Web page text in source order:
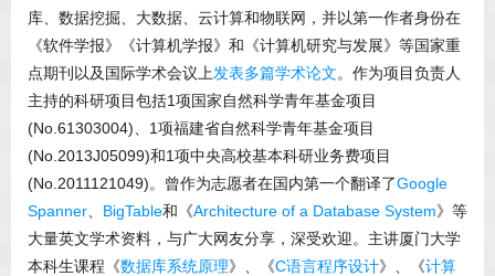
库、数据挖掘、大数据、云计算和物联网，并以第一作者身份在
《软件学报》《计算机学报》和《计算机研究与发展》等国家重
点期刊以及国际学术会议上发表多篇学术论文。作为项目负责人
主持的科研项目包括1项国家自然科学青年基金项目
(No.61303004)、1项福建省自然科学青年基金项目
(No.2013J05099)和1项中央高校基本科研业务费项目
(No.2011121049)。曾作为志愿者在国内第一个翻译了Google
Spanner
BigTable和《Architecture of a Database System》等
大量英文学术资料，与广大网友分享，深受欢迎。主讲厦门大学
本科生课程《数据库系统原理》、《C语言程序设计》、《计算